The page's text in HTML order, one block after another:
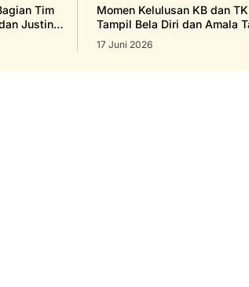
Tim
Justin
Momen Kelulusan KB dan
Tampil Bela Diri dan Amala
Panggung
17 Juni 2026